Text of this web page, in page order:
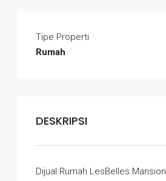
Tipe Properti
Rumah
DESKRIPSI
Dijual Rumah LesBelles Mansion